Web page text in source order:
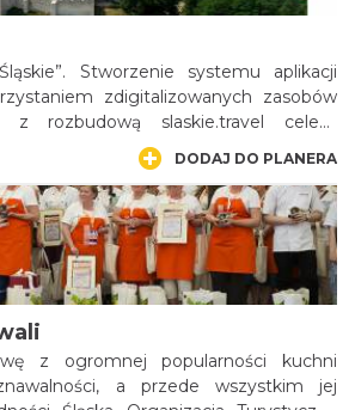
Stworzenie systemu aplikacji
zdigitalizowanych zasobów
z rozbudową slaskie.travel celem
i otwartego dostępu do tych
DODAJ DO PLANERA
z ogromnej popularności kuchni
a przede wszystkim jej